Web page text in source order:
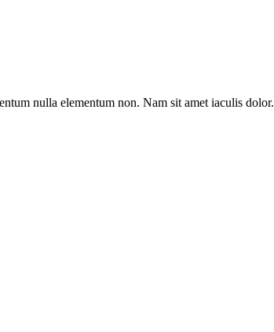
nulla elementum non. Nam sit amet iaculis dolor.